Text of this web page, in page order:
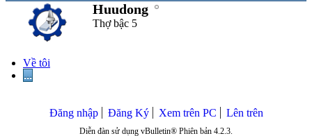
Huudong
Thợ bậc 5
Về tôi
...
Đăng nhập Đăng Ký Xem trên PC Lên trên
Diễn đàn sử dụng vBulletin® Phiên bản 4.2.3.